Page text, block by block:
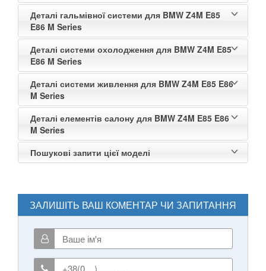
SUBARU keyboard_arrow_down
SUZUKI
TESLA
TOYOTA keyboard_arrow_down
VOLKSWAGEN keyboard_arrow_down
VOLVO
В наявності! keyboard_arrow_down
Деталі гальмівної системи для BMW Z4M E85
E86 M Series
Деталі системи охолодження для BMW Z4M E85
E86 M Series
Деталі системи живлення для BMW Z4M E85 E86
M Series
Деталі елементів салону для BMW Z4M E85 E86
M Series
Пошукові запити цієї моделі
ЗАЛИШІТЬ ВАШ КОМЕНТАР ЧИ ЗАПИТАННЯ